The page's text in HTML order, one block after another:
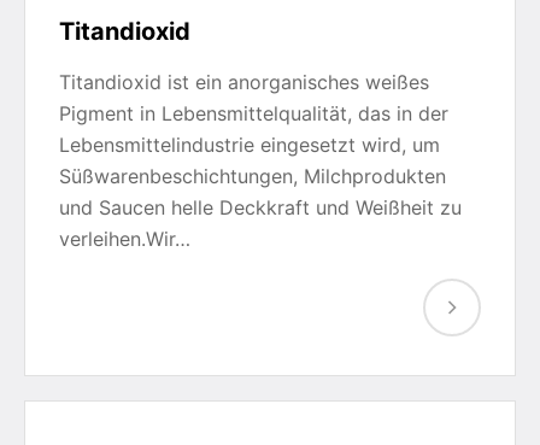
Titandioxid
Titandioxid ist ein anorganisches weißes
Pigment in Lebensmittelqualität, das in der
Lebensmittelindustrie eingesetzt wird, um
Süßwarenbeschichtungen, Milchprodukten
und Saucen helle Deckkraft und Weißheit zu
verleihen.Wir…